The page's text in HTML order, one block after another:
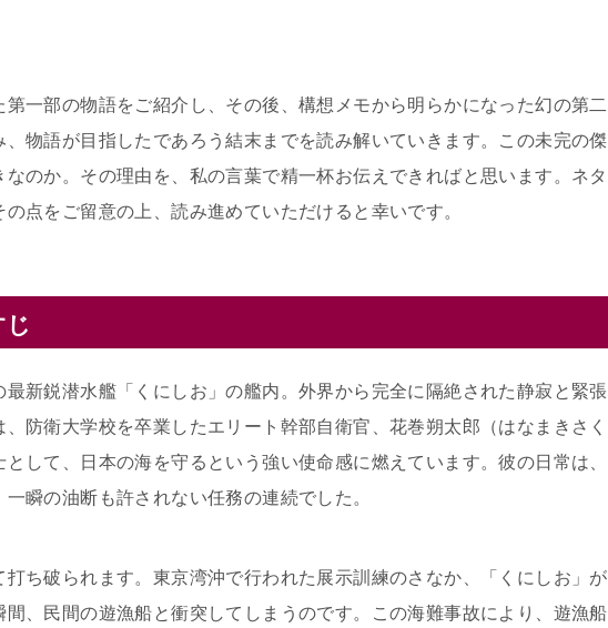
一部の物語をご紹介し、その後、構想メモから明らかになった幻の第二
物語が目指したであろう結末までを読み解いていきます。この未完の傑
のか。その理由を、私の言葉で精一杯お伝えできればと思います。ネタ
点をご留意の上、読み進めていただけると幸いです。
じ
新鋭潜水艦「くにしお」の艦内。外界から完全に隔絶された静寂と緊張
防衛大学校を卒業したエリート幹部自衛官、花巻朔太郎（はなまきさく
して、日本の海を守るという強い使命感に燃えています。彼の日常は、
瞬の油断も許されない任務の連続でした。
打ち破られます。東京湾沖で行われた展示訓練のさなか、「くにしお」が
、民間の遊漁船と衝突してしまうのです。この海難事故により、遊漁船